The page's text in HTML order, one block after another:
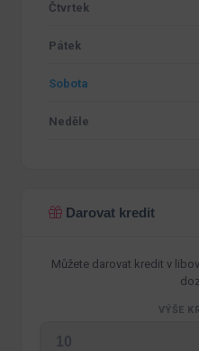
Čtvrtek
Pátek
Sobota
Neděle
Darovat kredit
Můžete darovat kredit v
VÝŠE